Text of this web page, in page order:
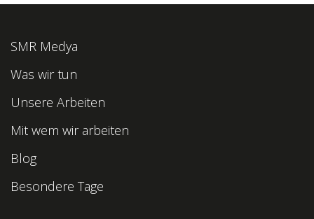
SMR Medya
Was wir tun
Unsere Arbeiten
Mit wem wir arbeiten
Blog
Besondere Tage